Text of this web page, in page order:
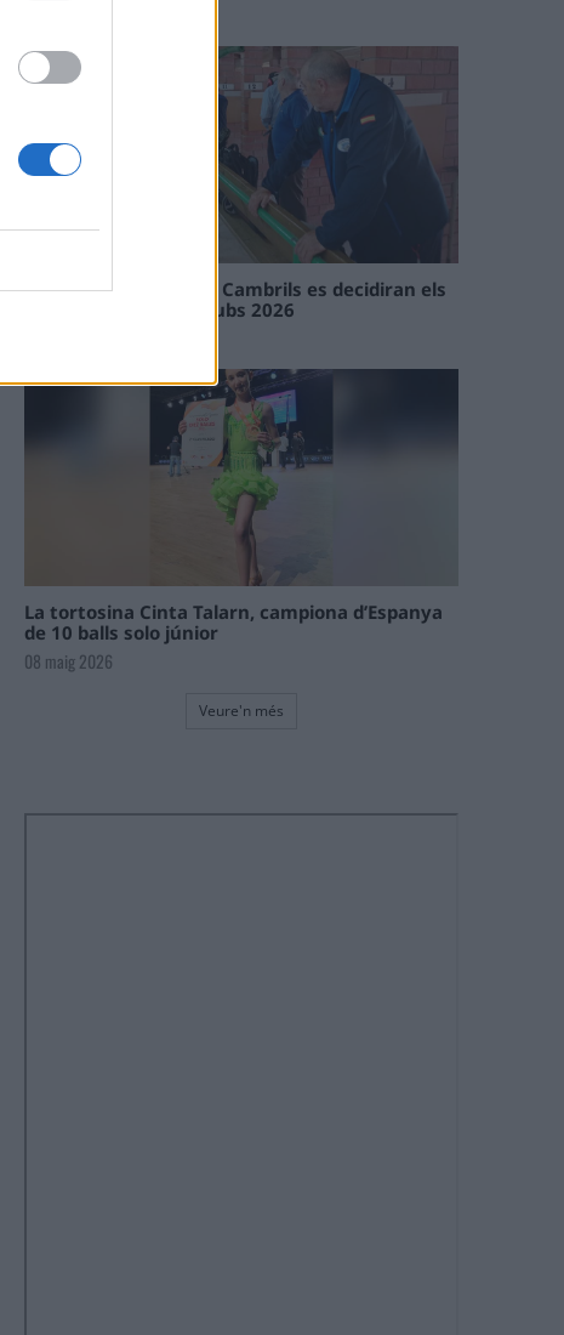
En les tirades de Flix i Cambrils es decidiran els
campions de l’Interclubs 2026
La tortosina Cinta Talarn, campiona d’Espanya
de 10 balls solo júnior
08 maig 2026
Veure'n més